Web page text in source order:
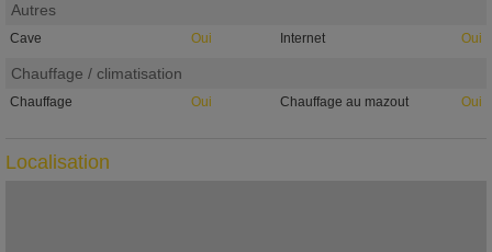
Autres
Cave Oui Internet Oui
Chauffage / climatisation
Chauffage Oui Chauffage au mazout Oui
Localisation